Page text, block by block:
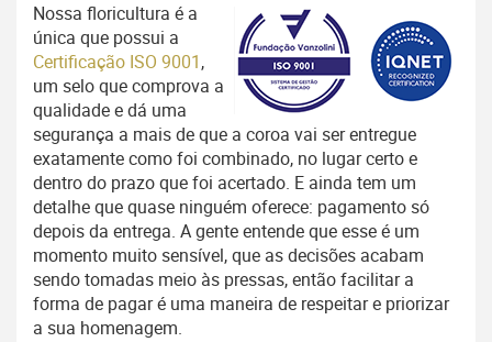
Nossa floricultura é a
única que possui a
Certificação ISO 9001,
um selo que comprova a
qualidade e dá uma
segurança a mais de que a coroa vai ser entregue
exatamente como foi combinado, no lugar certo e
dentro do prazo que foi acertado. E ainda tem um
detalhe que quase ninguém oferece: pagamento só
depois da entrega. A gente entende que esse é um
momento muito sensível, que as decisões acabam
sendo tomadas meio às pressas, então facilitar a
forma de pagar é uma maneira de respeitar e priorizar
a sua homenagem.